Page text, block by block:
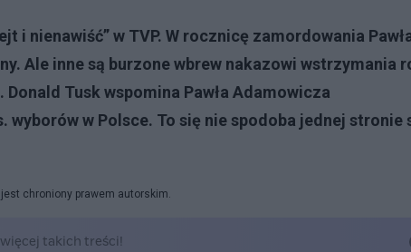
i nienawiść” w TVP. W rocznicę zamordowania
Ale inne są burzone wbrew nakazowi wstrzymania
Tusk wspomina Pawła Adamowicza
wyborów w Polsce. To się nie spodoba jednej stronie
chroniony prawem autorskim.